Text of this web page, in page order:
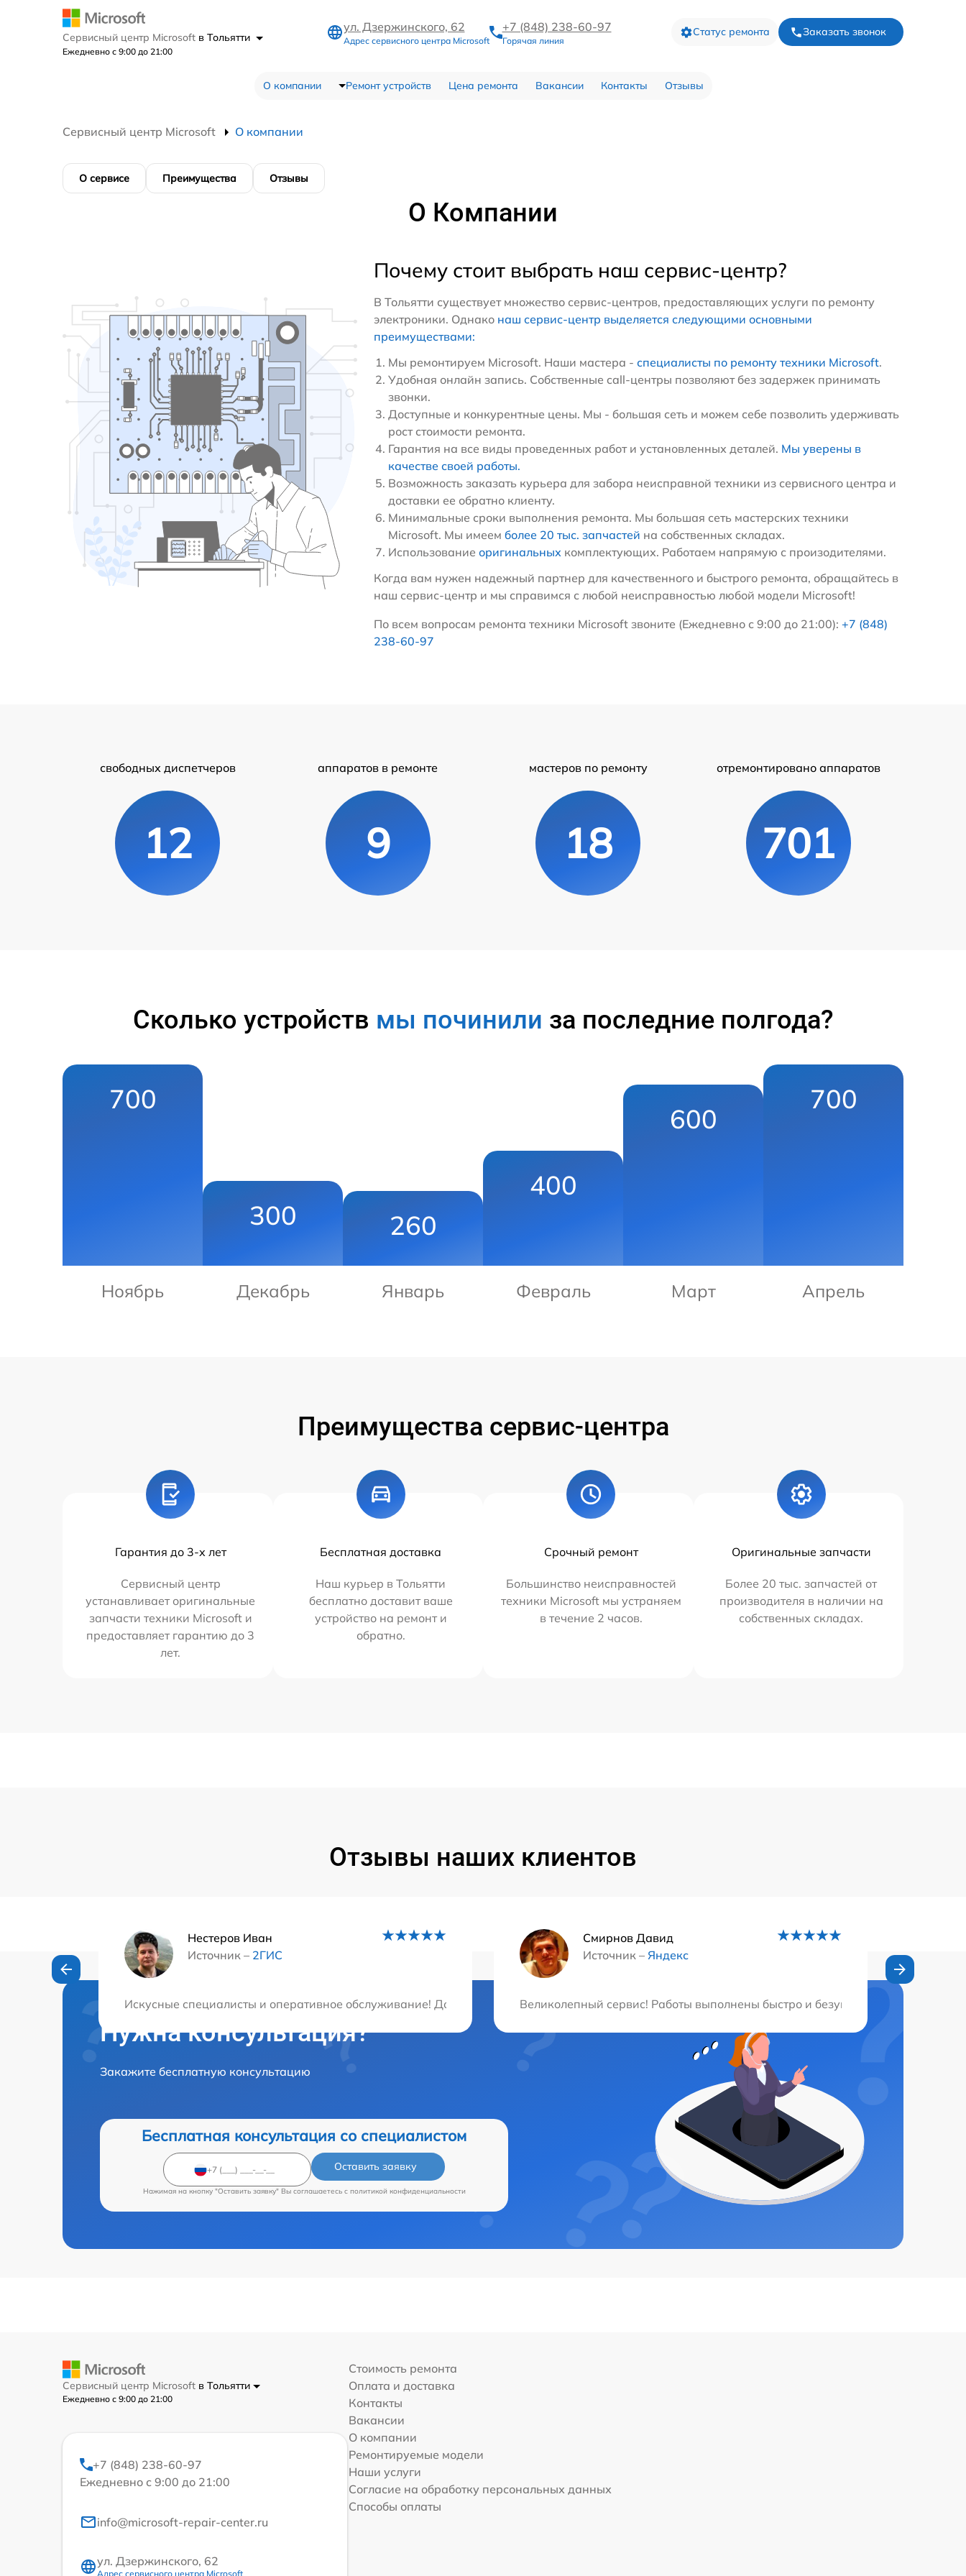
Сервисный центр Microsoft в Тольятти
Ежедневно с 9:00 до 21:00
ул. Дзержинского, 62
Адрес сервисного центра Microsoft
+7 (848) 238-60-97
Горячая линия
Статус ремонта Заказать звонок
О компании Ремонт устройств Цена ремонта Вакансии Контакты Отзывы
Сервисный центр Microsoft О компании
О сервисе Преимущества Отзывы
О Компании
Почему стоит выбрать наш сервис-центр?
В Тольятти существует множество сервис-центров, предоставляющих услуги по ремонту
электроники. Однако наш сервис-центр выделяется следующими основными
преимуществами:
Мы ремонтируем Microsoft. Наши мастера - специалисты по ремонту техники Microsoft.
Удобная онлайн запись. Собственные call-центры позволяют без задержек принимать
звонки.
Доступные и конкурентные цены. Мы - большая сеть и можем себе позволить удерживать
рост стоимости ремонта.
Гарантия на все виды проведенных работ и установленных деталей. Мы уверены в
качестве своей работы.
Возможность заказать курьера для забора неисправной техники из сервисного центра и
доставки ее обратно клиенту.
Минимальные сроки выполнения ремонта. Мы большая сеть мастерских техники
Microsoft. Мы имеем более 20 тыс. запчастей на собственных складах.
Использование оригинальных комплектующих. Работаем напрямую с произодителями.
Когда вам нужен надежный партнер для качественного и быстрого ремонта, обращайтесь в
наш сервис-центр и мы справимся с любой неисправностью любой модели Microsoft!
По всем вопросам ремонта техники Microsoft звоните (Ежедневно с 9:00 до 21:00): +7 (848)
238-60-97
свободных диспетчеров
12
аппаратов в ремонте
9
мастеров по ремонту
18
отремонтировано аппаратов
701
Сколько устройств мы починили за последние полгода?
700
Ноябрь
300
Декабрь
260
Январь
400
Февраль
600
Март
700
Апрель
Преимущества сервис-центра
Гарантия до 3-х лет
Сервисный центр
устанавливает оригинальные
запчасти техники Microsoft и
предоставляет гарантию до 3
лет.
Бесплатная доставка
Наш курьер в Тольятти
бесплатно доставит ваше
устройство на ремонт и
обратно.
Срочный ремонт
Большинство неисправностей
техники Microsoft мы устраняем
в течение 2 часов.
Оригинальные запчасти
Более 20 тыс. запчастей от
производителя в наличии на
собственных складах.
Отзывы наших клиентов
Нестеров Иван
Источник – 2ГИС
Искусные специалисты и оперативное обслуживание! Доверил им свою видеокамеру, и они вернули её как новую. Большое спасибо!
Смирнов Давид
Источник – Яндекс
Великолепный сервис! Работы выполнены быстро и безупречно. Спасибо
Нужна консультация?
Закажите бесплатную консультацию
Бесплатная консультация со специалистом
Оставить заявку
Нажимая на кнопку "Оставить заявку" Вы соглашаетесь c политикой конфиденциальности
Сервисный центр Microsoft в Тольятти
Ежедневно с 9:00 до 21:00
+7 (848) 238-60-97
Ежедневно с 9:00 до 21:00
info@microsoft-repair-center.ru
ул. Дзержинского, 62
Адрес сервисного центра Microsoft
Стоимость ремонта
Оплата и доставка
Контакты
Вакансии
О компании
Ремонтируемые модели
Наши услуги
Согласие на обработку персональных данных
Способы оплаты